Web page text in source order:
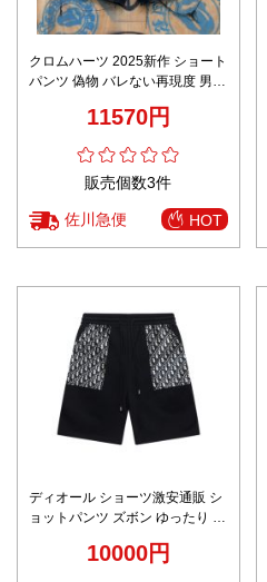
クロムハーツ 2025新作 ショート
パンツ 偽物 バレない再現度 男女
11570円
販売個数3件
佐川急便 HOT
ディオール ショーツ激安通販 シ
ョットパンツ ズボン ゆったり パ
10000円